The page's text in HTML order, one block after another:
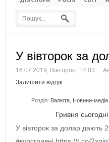
У вівторок за
16.07.2019, Вівторок | 14:03
Залишити відгук
Розділ: Валюта Новини-медіа
Гривня сьогодні
У вівторок за долар дають